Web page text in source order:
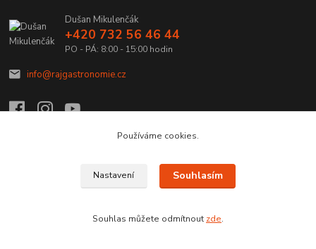
Dušan Mikulenčák
+420 732 56 46 44
PO - PÁ: 8:00 - 15:00 hodin
info@rajgastronomie.cz
Upravit sběr cookies.
Copyright © 2026 Ráj Gastronomie.cz
Používáme cookies.
Nastavení Souhlasím
Souhlas můžete odmítnout zde.